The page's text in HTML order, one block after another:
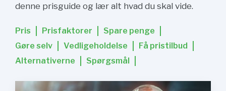
denne prisguide og lær alt hvad du skal vide.
Pris Prisfaktorer
Spare penge
Gøre selv
Vedligeholdelse
Få pristilbud
Alternativerne
Spørgsmål